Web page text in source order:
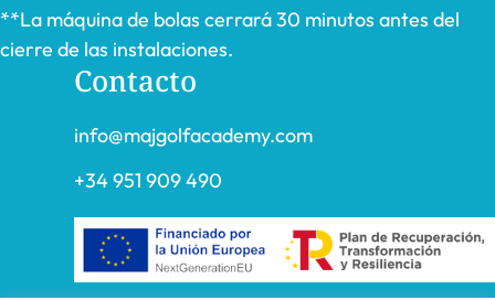
**La máquina de bolas cerrará 30 minutos antes del
cierre de las instalaciones.
Contacto
info@majgolfacademy.com
+34 951 909 490